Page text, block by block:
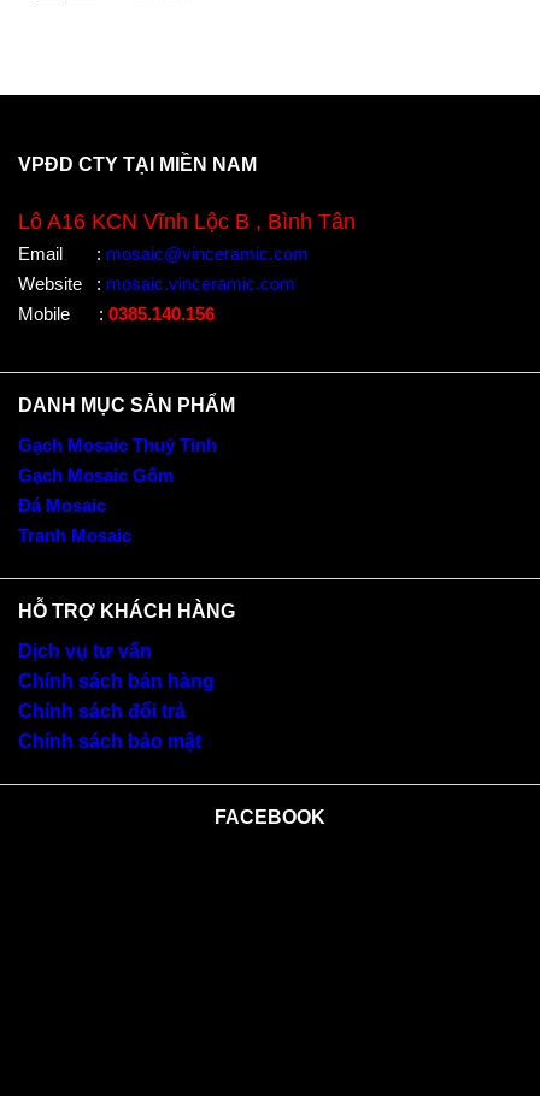
VPĐD CTY TẠI MIỀN NAM
Lô A16 KCN Vĩnh Lộc B , Bình Tân
Email : mosaic@vinceramic.com
Website
: mosaic.vinceramic.com
Mobile
: 0385.140.156
DANH MỤC SẢN PHẨM
Gạch Mosaic Thuỷ Tinh
Gạch Mosaic Gốm
Đá Mosaic
Tranh Mosaic
HỖ TRỢ KHÁCH HÀNG
Dịch vụ tư vấn
Chính sách bán hàng
Chính sách đổi trả
Chính sách bảo mật
FACEBOOK